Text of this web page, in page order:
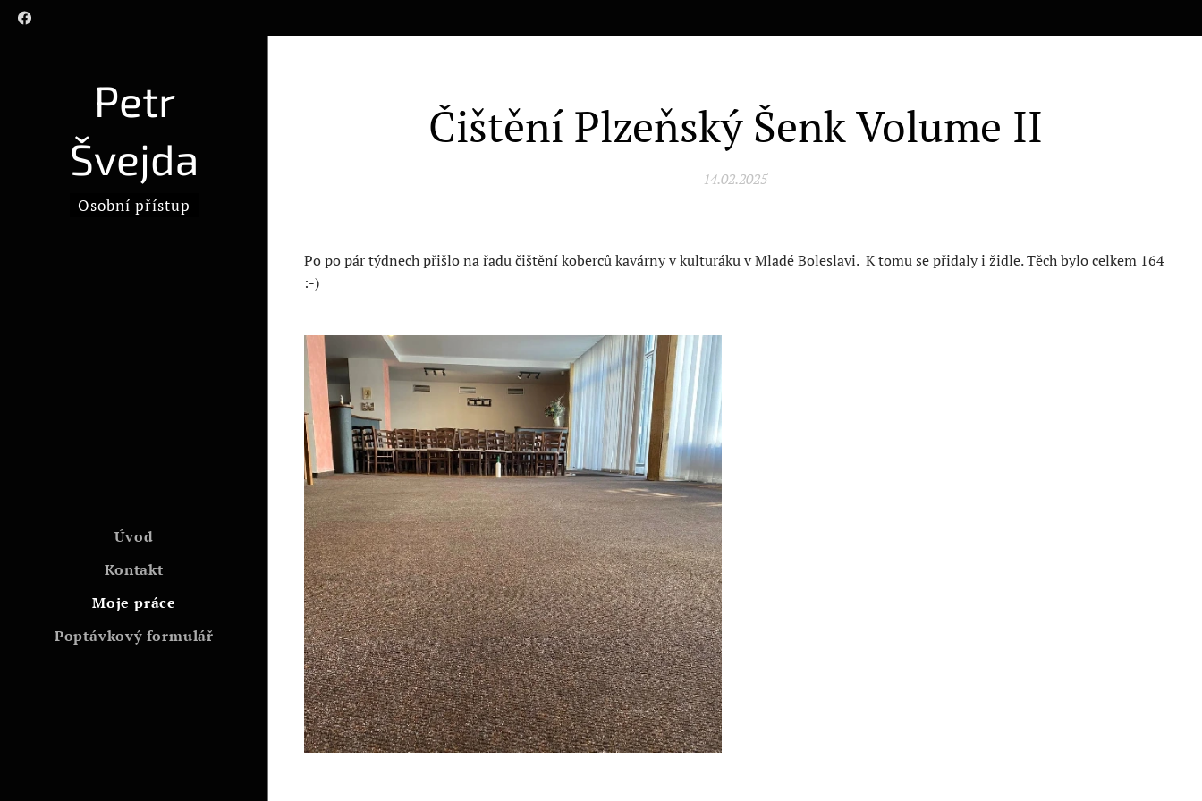
Petr
Švejda
Osobní přístup
Úvod
Kontakt
Moje práce
Poptávkový formulář
Čištění Plzeňský Šenk Volume II
14.02.2025
Po po pár týdnech přišlo na řadu čištění koberců kavárny v kulturáku v Mladé Boleslavi. K tomu se přidaly i židle. Těch bylo celkem 164
:-)